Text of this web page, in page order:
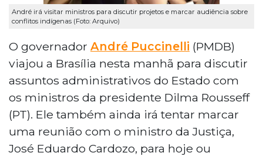
André irá visitar ministros para discutir projetos e marcar audiência sobre
conflitos indígenas (Foto: Arquivo)
O governador André Puccinelli (PMDB)
viajou a Brasília nesta manhã para discutir
assuntos administrativos do Estado com
os ministros da presidente Dilma Rousseff
(PT). Ele também ainda irá tentar marcar
uma reunião com o ministro da Justiça,
José Eduardo Cardozo, para hoje ou